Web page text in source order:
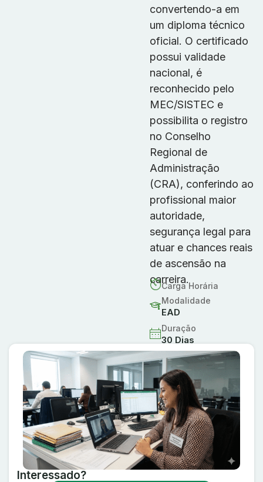
convertendo-a em
um diploma técnico
oficial. O certificado
possui validade
nacional, é
reconhecido pelo
MEC/SISTEC e
possibilita o registro
no Conselho
Regional de
Administração
(CRA), conferindo ao
profissional maior
autoridade,
segurança legal para
atuar e chances reais
de ascensão na
carreira.
Carga Horária
Modalidade
EAD
Duração
30 Dias
Interessado?